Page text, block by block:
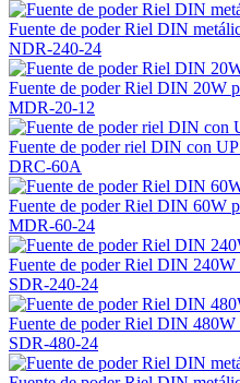
Fuente de poder Riel DIN
NDR-240-24
Fuente de poder Riel DIN 20W
MDR-20-12
Fuente de poder riel DIN con
DRC-60A
Fuente de poder Riel DIN 60W
MDR-60-24
Fuente de poder Riel DIN
SDR-240-24
Fuente de poder Riel DIN
SDR-480-24